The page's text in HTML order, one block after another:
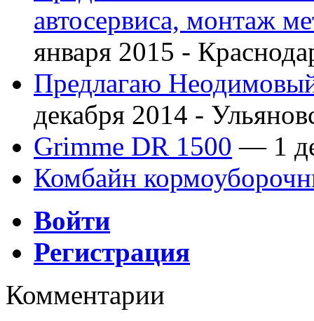
автосервиса, монтаж
января 2015 -
Предлагаю
декабря 2014 -
Grimme DR 1500 — 1
Комбайн
Войти
Регистрация
Комментарии